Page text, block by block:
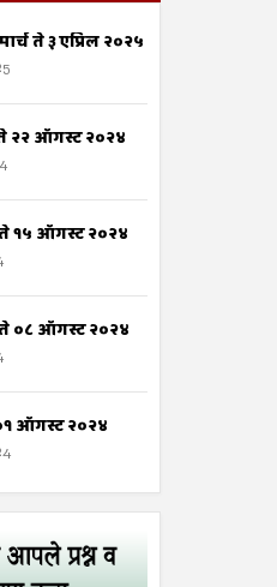
ते ३ एप्रिल २०२५
२२ ऑगस्ट २०२४
१५ ऑगस्ट २०२४
०८ ऑगस्ट २०२४
ऑगस्ट २०२४